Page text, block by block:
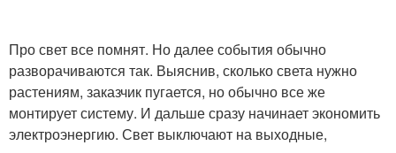
Про свет все помнят. Но далее события обычно
разворачиваются так. Выяснив, сколько света нужно
растениям, заказчик пугается, но обычно все же
монтирует систему. И дальше сразу начинает экономить
электроэнергию. Свет выключают на выходные,